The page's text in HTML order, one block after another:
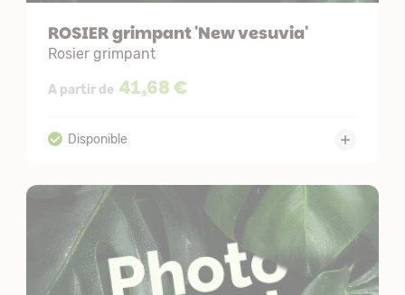
ROSIER grimpant 'New vesuvia'
Rosier grimpant
A partir de 41,68 €